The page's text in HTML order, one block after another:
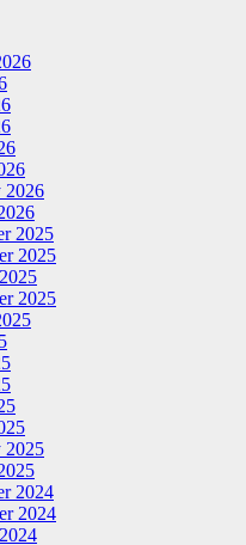
2026
2025
2025
2025
2025
2024
2024